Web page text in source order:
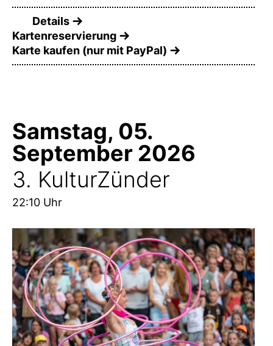
Details
Kartenreservierung
Karte kaufen (nur mit PayPal)
Samstag, 05.
September 2026
3. KulturZünder
22:10 Uhr